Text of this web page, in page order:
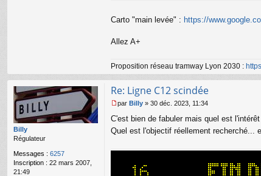
Carto "main levée" : https://
Allez A+
Proposition réseau tramway Lyon 2030 :
Billy
Régulateur
Messages : 6257
Inscription : 22 mars 2007,
21:49
Re: Ligne C12 scindée
e
s
par Billy » 30 déc. 2023, 11:34
C'est bien de fabuler mais quel est
Quel est l'objectif réellement recherché...